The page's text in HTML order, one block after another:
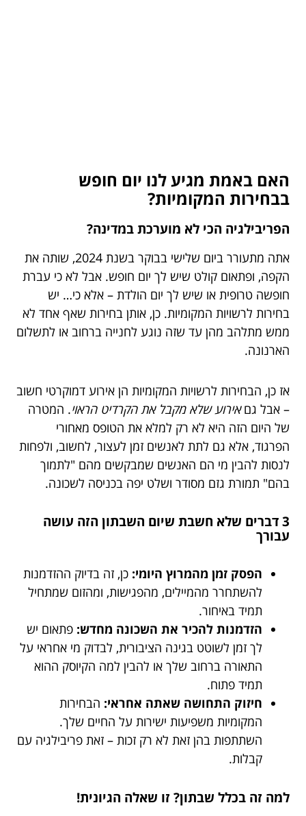
האם באמת מגיע לנו יום חופש
בבחירות המקומיות?
הפריבילגיה הכי לא מוערכת במדינה?
אתה מתעורר ביום שלישי בבוקר בשנת 2024, שותה את
הקפה, ופתאום קולט שיש לך יום חופש. אבל לא כי עברת
חופשה טרופית או שיש לך יום הולדת – אלא כי… יש
בחירות לרשויות המקומיות. כן, אותן בחירות שאף אחד לא
ממש מתלהב מהן עד שזה נוגע לחנייה ברחוב או לתשלום
הארנונה.
אז כן, הבחירות לרשויות המקומיות הן אירוע דמוקרטי חשוב
– אבל גםאירוע שלא מקבל את הקרדיט הראוי. המטרה
של היום הזה היא לא רק למלא את הטופס מאחורי
הפרגוד, אלא גם לתת לאנשים זמן לעצור, לחשוב, ולפחות
לנסות להבין מי הם האנשים שמבקשים מהם "לתמוך
בהם" תמורת גזם מסודר ושלט יפה בכניסה לשכונה.
3 דברים שלא חשבת שיום השבתון הזה עושה
עבורך
הפסק זמן מהמרוץ היומי: כן, זה בדיוק ההזדמנות
להשתחרר מהמיילים, מהפגישות, ומהזום שמתחיל
תמיד באיחור.
הזדמנות להכיר את השכונה מחדש: פתאום יש
לך זמן לשוטט בגינה הציבורית, לבדוק מי אחראי על
התאורה ברחוב שלך או להבין למה הקיוסק ההוא
תמיד פתוח.
חיזוק התחושה שאתה אחראי: הבחירות
המקומיות משפיעות ישירות על החיים שלך.
השתתפות בהן זאת לא רק זכות – זאת פריבילגיה עם
קבלות.
למה זה בכלל שבתון? זו שאלה הגיונית!